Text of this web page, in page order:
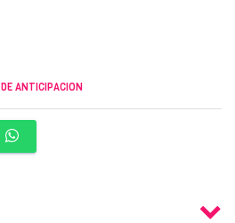
ANTICIPACION